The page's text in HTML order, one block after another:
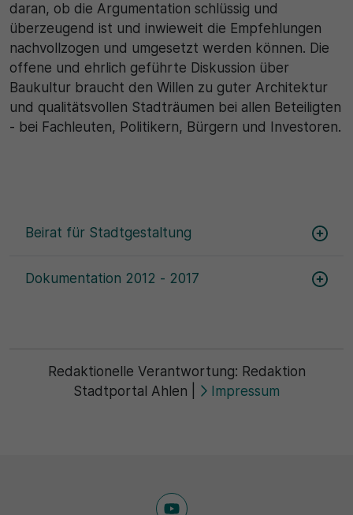
daran, ob die Argumentation schlüssig und
überzeugend ist und inwieweit die Empfehlungen
nachvollzogen und umgesetzt werden können. Die
offene und ehrlich geführte Diskussion über
Baukultur braucht den Willen zu guter Architektur
und qualitätsvollen Stadträumen bei allen Beteiligten
- bei Fachleuten, Politikern, Bürgern und Investoren.
Beirat für Stadtgestaltung
Dokumentation 2012 - 2017
Redaktionelle Verantwortung: Redaktion
Stadtportal Ahlen
Impressum
Dieser Wert speichert Ihre Consent-Einstellungen.
Unter anderem eine zufällig generierte ID, für die
historische Speicherung Ihrer vorgenommen
Einstellungen, falls der Webseiten-Betreiber dies
eingestellt hat.
_pk_ses\..*$
Anbieter
Matomo
Laufzeit
vorübergehende Daten des Besuchs zu speichern.